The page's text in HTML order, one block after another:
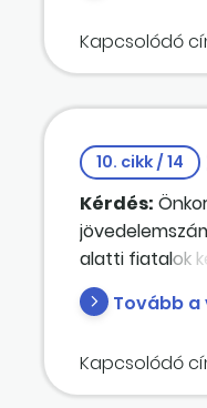
Kapcsolódó
10. cikk / 14
Kérdés:
alatti fiatalok
Tovább a
Kapcsolódó